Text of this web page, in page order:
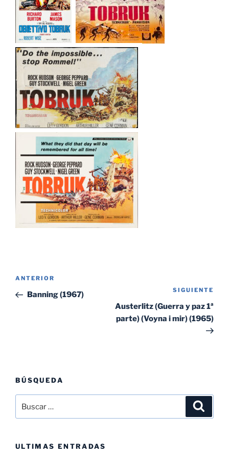
Navegación
entradas
Entrada
anterior:
ANTERIOR
Banning (1967)
SIGUIENTE
Austerlitz (Guerra y paz 1ª
parte) (Voyna i mir) (1965)
BÚSQUEDA
por:
ULTIMAS ENTRADAS